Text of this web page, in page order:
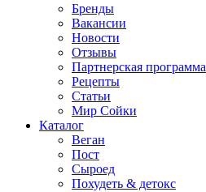
Бренды
Вакансии
Новости
Отзывы
Партнерская программа
Рецепты
Статьи
Мир Сойки
Каталог
Веган
Пост
Сыроед
Похудеть & детокс